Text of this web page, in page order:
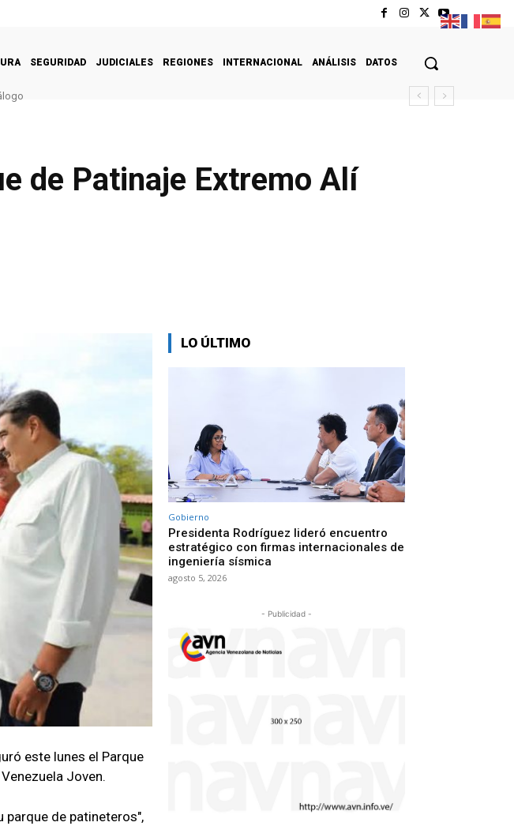
SEGURIDAD JUDICIALES REGIONES INTERNACIONAL ANÁLISIS DATOS
de Patinaje Extremo Alí
este lunes el Parque
Joven.
parque de patineteros",
LO ÚLTIMO
Gobierno
Presidenta Rodríguez lideró encuentro
estratégico con firmas internacionales de
ingeniería sísmica
agosto 5, 2026
- Publicidad -